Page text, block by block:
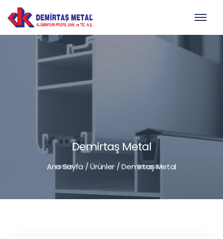
Demirtaş Metal
Ana Sayfa / Ürünler /Demirtaş Metal